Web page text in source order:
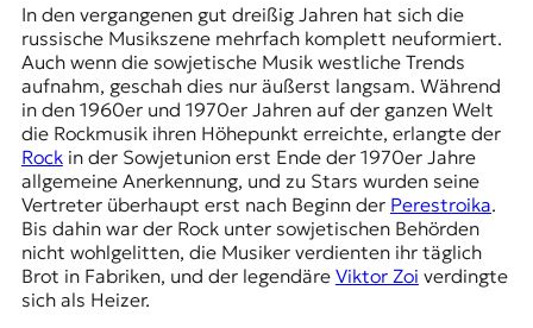
In den vergangenen gut dreißig Jahren hat sich die
russische Musikszene mehrfach komplett neuformiert.
Auch wenn die sowjetische Musik westliche Trends
aufnahm, geschah dies nur äußerst langsam. Während
in den 1960er und 1970er Jahren auf der ganzen Welt
die Rockmusik ihren Höhepunkt erreichte, erlangte der
Rockin der Sowjetunion erst Ende der 1970er Jahre
allgemeine Anerkennung, und zu Stars wurden seine
Vertreter überhaupt erst nach Beginn der Perestroika.
Bis dahin war der Rock unter sowjetischen Behörden
nicht wohlgelitten, die Musiker verdienten ihr täglich
Brot in Fabriken, und der legendäre Viktor Zoi verdingte
sich als Heizer.